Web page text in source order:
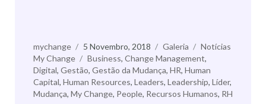
Autor
mychange
Publicado
5 Novembro, 2018 Formato
Galeria Categorias
Notícias
My Change
Etiquetas
Business, Change Management,
Digital, Gestão, Gestão da Mudança, HR, Human
Capital, Human Resources, Leaders, Leadership, Líder,
Mudança, My Change, People, Recursos Humanos, RH